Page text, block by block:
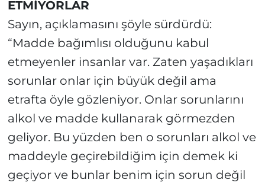
ETMİYORLAR
Sayın, açıklamasını şöyle sürdürdü:
“Madde bağımlısı olduğunu kabul
etmeyenler insanlar var. Zaten yaşadıkları
sorunlar onlar için büyük değil ama
etrafta öyle gözleniyor. Onlar sorunlarını
alkol ve madde kullanarak görmezden
geliyor. Bu yüzden ben o sorunları alkol ve
maddeyle geçirebildiğim için demek ki
geçiyor ve bunlar benim için sorun değil